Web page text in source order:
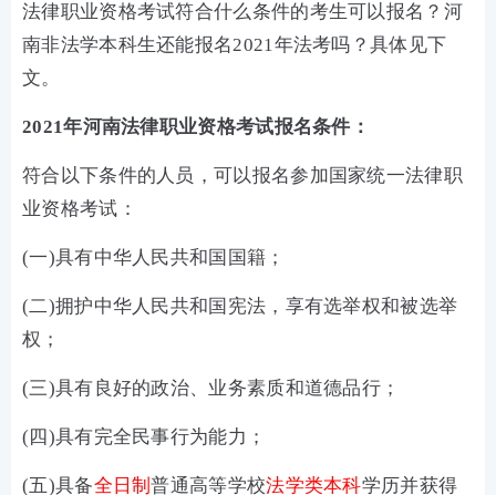
法律职业资格考试符合什么条件的考生可以报名？河
南非法学本科生还能报名2021年法考吗？具体见下
文。
2021年河南法律职业资格考试报名条件：
符合以下条件的人员，可以报名参加国家统一法律职
业资格考试：
(一)具有中华人民共和国国籍；
(二)拥护中华人民共和国宪法，享有选举权和被选举
权；
(三)具有良好的政治、业务素质和道德品行；
(四)具有完全民事行为能力；
(五)具备全日制普通高等学校法学类本科学历并获得